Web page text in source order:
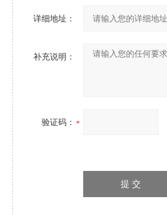
详细地址：
补充说明：
验证码：